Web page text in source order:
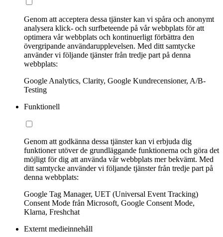
Genom att acceptera dessa tjänster kan vi spåra och anonymt
analysera klick- och surfbeteende på vår webbplats för att
optimera vår webbplats och kontinuerligt förbättra den
övergripande användarupplevelsen. Med ditt samtycke
använder vi följande tjänster från tredje part på denna
webbplats:
Google Analytics, Clarity, Google Kundrecensioner, A/B-
Testing
Funktionell
Genom att godkänna dessa tjänster kan vi erbjuda dig
funktioner utöver de grundläggande funktionerna och göra det
möjligt för dig att använda vår webbplats mer bekvämt. Med
ditt samtycke använder vi följande tjänster från tredje part på
denna webbplats:
Google Tag Manager, UET (Universal Event Tracking)
Consent Mode från Microsoft, Google Consent Mode,
Klarna, Freshchat
Externt medieinnehåll